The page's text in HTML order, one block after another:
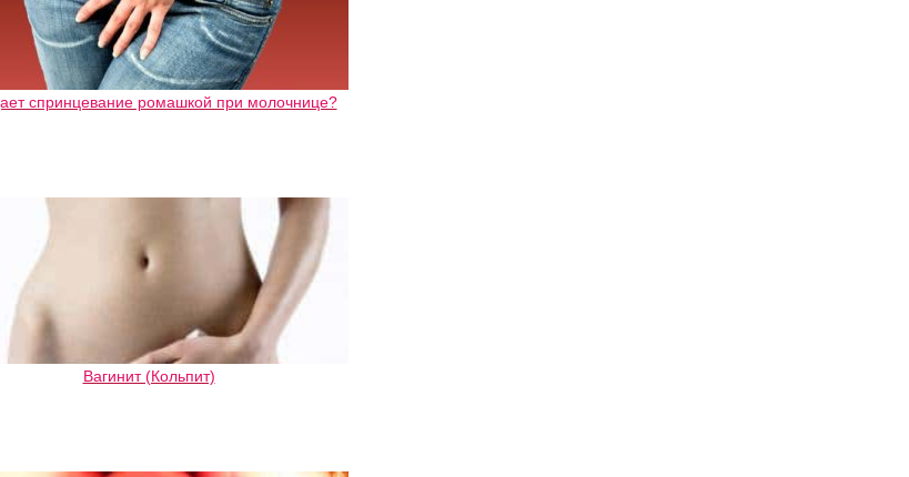
спринцевание ромашкой при молочнице?
Вагинит (Кольпит)